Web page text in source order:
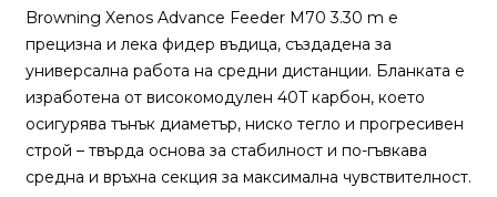
за
риболов
Browning Xenos Advance Feeder M70 3.30 m е
прецизна и лека фидер въдица, създадена за
универсална работа на средни дистанции. Бланката е
изработена от високомодулен 40T карбон, което
осигурява тънък диаметър, ниско тегло и прогресивен
строй – твърда основа за стабилност и по-гъвкава
средна и връхна секция за максимална чувствителност.